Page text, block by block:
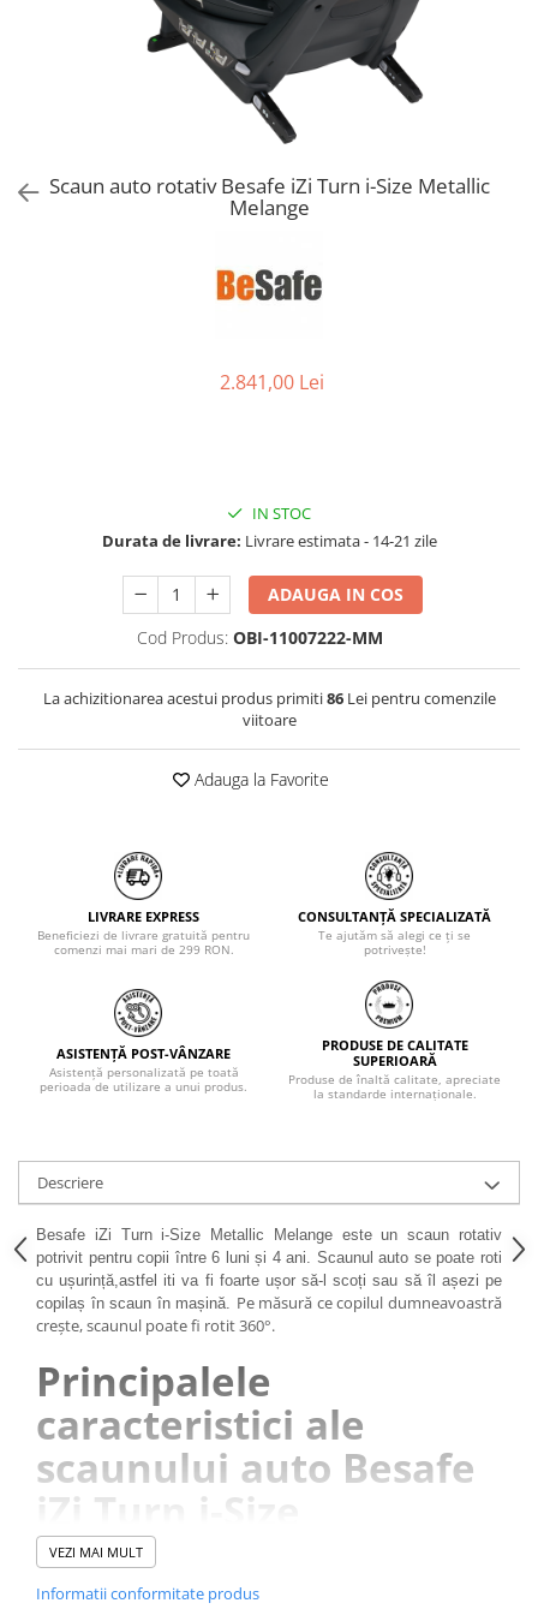
Consultanta Instalare
PAPUSI
Scaun auto rotativ Besafe iZi Turn i-Size Metallic
Melange
2.841,00 Lei
IN STOC
Durata de livrare: Livrare estimata - 14-21 zile
ADAUGA IN COS
Cod Produs: OBI-11007222-MM
La achizitionarea acestui produs primiti86Lei pentru comenzile
viitoare
Adauga la Favorite
LIVRARE EXPRESS
Beneficiezi de livrare gratuită pentru
comenzi mai mari de 299 RON.
CONSULTANȚĂ SPECIALIZATĂ
Te ajutăm să alegi ce ți se
potrivește!
ASISTENȚĂ POST-VÂNZARE
Asistență personalizată pe toată
perioada de utilizare a unui produs.
PRODUSE DE CALITATE
SUPERIOARĂ
Produse de înaltă calitate, apreciate
la standarde internaționale.
Descriere
Besafe iZi Turn i-Size Metallic Melange este un scaun rotativ
potrivit pentru copii între 6 luni și 4 ani. Scaunul auto se poate roti
cu ușurință,astfel iti va fi foarte ușor să-l scoți sau să îl așezi pe
copilaș în scaun în mașină. Pe măsură ce copilul dumneavoastră
crește, scaunul poate fi rotit 360°.
Principalele
caracteristici ale
scaunului auto Besafe
iZi Turn i-Size
Rotire 360 °
către tine pentru a-l aseza si asigura pe micutul tau.
VEZI MAI MULT
Informatii conformitate produs